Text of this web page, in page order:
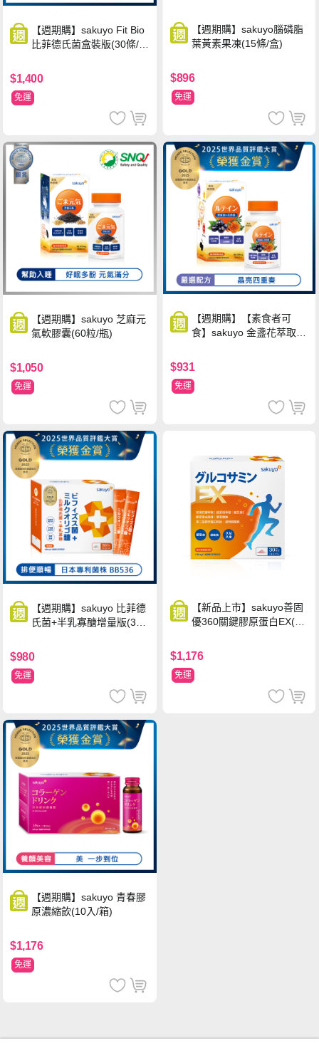
【週期購】sakuyo Fit Bio
比菲德氏菌盒裝版(30條/
$1,400
免運
【週期購】sakuyo腦磷脂
葉黃素果凍(15條/盒)
$896
免運
【週期購】sakuyo 芝麻元
氣軟膠囊(60粒/瓶)
$1,050
免運
【週期購】【素食者可
食】sakuyo 金盞花萃取
品)(30顆/瓶)
$931
免運
【週期購】sakuyo 比菲德
氏菌+半乳寡醣增量版(30
$980
免運
【新品上市】sakuyo善固
優360關鍵膠原蛋白EX(30
$1,176
免運
【週期購】sakuyo 青春膠
原濃縮飲(10入/箱)
$1,176
免運